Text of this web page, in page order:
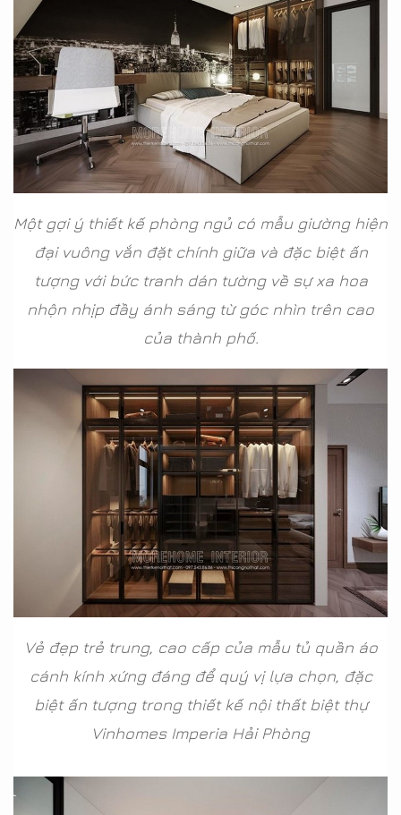
Một gợi ý thiết kế phòng ngủ có mẫu giường hiện
đại vuông vắn đặt chính giữa và đặc biệt ấn
tượng với bức tranh dán tường về sự xa hoa
nhộn nhịp đầy ánh sáng từ góc nhìn trên cao
của thành phố.
Vẻ đẹp trẻ trung, cao cấp của mẫu tủ quần áo
cánh kính xứng đáng để quý vị lựa chọn, đặc
biệt ấn tượng trong thiết kế nội thất biệt thự
Vinhomes Imperia Hải Phòng